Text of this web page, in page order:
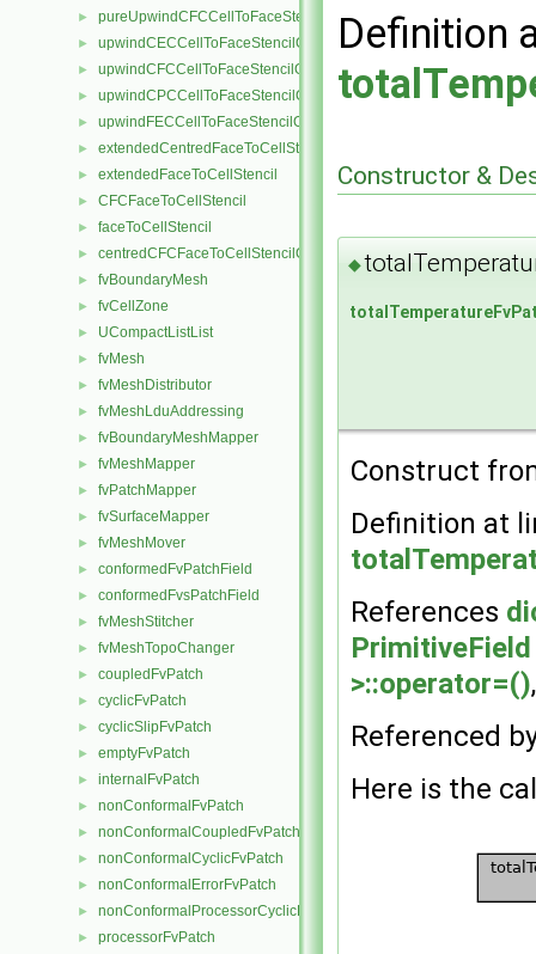
► pureUpwindCFCCellToFaceStencilObject
► upwindCECCellToFaceStencilObject
► upwindCFCCellToFaceStencilObject
► upwindCPCCellToFaceStencilObject
► upwindFECCellToFaceStencilObject
► extendedCentredFaceToCellStencil
► extendedFaceToCellStencil
► CFCFaceToCellStencil
► faceToCellStencil
► centredCFCFaceToCellStencilObject
► fvBoundaryMesh
► fvCellZone
► UCompactListList
► fvMesh
► fvMeshDistributor
► fvMeshLduAddressing
► fvBoundaryMeshMapper
► fvMeshMapper
► fvPatchMapper
► fvSurfaceMapper
► fvMeshMover
► conformedFvPatchField
► conformedFvsPatchField
► fvMeshStitcher
► fvMeshTopoChanger
► coupledFvPatch
► cyclicFvPatch
► cyclicSlipFvPatch
► emptyFvPatch
► internalFvPatch
► nonConformalFvPatch
► nonConformalCoupledFvPatch
► nonConformalCyclicFvPatch
► nonConformalErrorFvPatch
► nonConformalProcessorCyclicFvPatch
► processorFvPatch
Definition
Constructor &
◆
Construct
Definition at
References
>::operator=()
Referenced
Here is the